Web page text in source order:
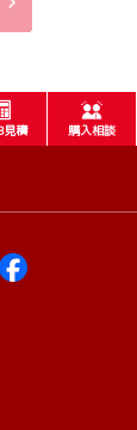
た内容は本ペ
りご入力いた
ストの内容、
テムに不具合
見積 購入相談